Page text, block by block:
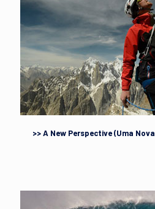
>> A New Perspective (Uma